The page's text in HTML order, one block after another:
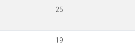
25
19